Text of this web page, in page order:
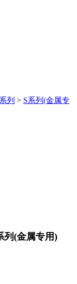
列 > S系列(金属专
列(金属专用)